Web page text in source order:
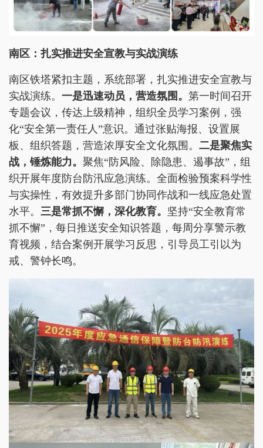
南区：扎实推进安全宣教与实战演练
南区铁塔紧扣主题，系统部署，扎实推进安全宣教与
实战演练。 一是迅速动员，营造氛围。 第一时间召开
专题会议，传达上级精神，组织全员学习案例，强
化“安全第一责任人”意识。通过张贴海报、设置展
板、组织答题，营造浓厚安全文化氛围。 二是聚焦实
战，锤炼能力。 聚焦“防风险、除隐患、遏事故”，组
织开展年度防台防汛应急演练。全面检验预案科学性
与实操性，有效提升多部门协同作战和一线应急处置
水平。 三是常抓不懈，深化教育。 坚持“安全教育常
抓不懈”，每日推送安全知识答题，每周分享警示教
育视频，结合案例开展学习反思，引导员工引以为
戒、警钟长鸣。